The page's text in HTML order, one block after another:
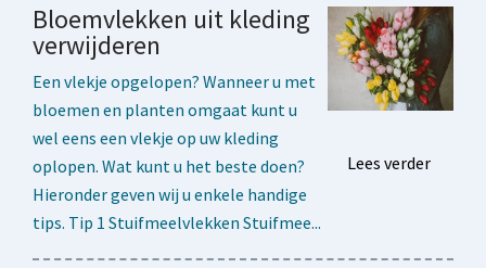
Bloemvlekken uit kleding
verwijderen
Een vlekje opgelopen? Wanneer u met
bloemen en planten omgaat kunt u
wel eens een vlekje op uw kleding
oplopen. Wat kunt u het beste doen?
Hieronder geven wij u enkele handige
tips. Tip 1 Stuifmeelvlekken Stuifmee...
Lees verder